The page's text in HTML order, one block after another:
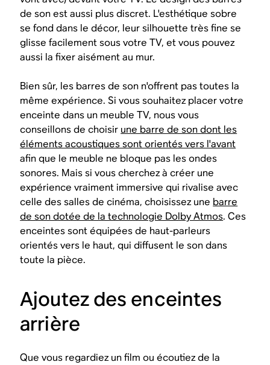
de son est aussi plus discret. L'esthétique sobre
se fond dans le décor, leur silhouette très fine se
glisse facilement sous votre TV, et vous pouvez
aussi la fixer aisément au mur.
Bien sûr, les barres de son n'offrent pas toutes la
même expérience. Si vous souhaitez placer votre
enceinte dans un meuble TV, nous vous
conseillons de choisir une barre de son dont les
éléments acoustiques sont orientés vers l'avant
afin que le meuble ne bloque pas les ondes
sonores. Mais si vous cherchez à créer une
expérience vraiment immersive qui rivalise avec
celle des salles de cinéma, choisissez une barre
de son dotée de la technologie Dolby Atmos. Ces
enceintes sont équipées de haut-parleurs
orientés vers le haut, qui diffusent le son dans
toute la pièce.
Ajoutez des enceintes
arrière
Que vous regardiez un film ou écoutiez de la